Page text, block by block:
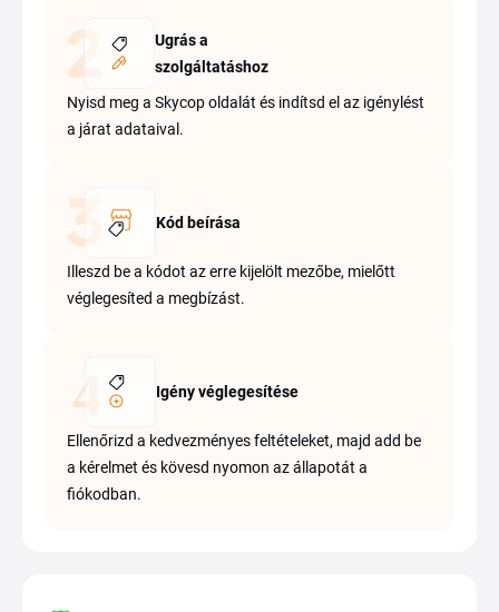
Ugrás a
szolgáltatáshoz
Nyisd meg a Skycop oldalát és indítsd el az igénylést
a járat adataival.
Kód beírása
Illeszd be a kódot az erre kijelölt mezőbe, mielőtt
véglegesíted a megbízást.
Igény véglegesítése
Ellenőrizd a kedvezményes feltételeket, majd add be
a kérelmet és kövesd nyomon az állapotát a
fiókodban.